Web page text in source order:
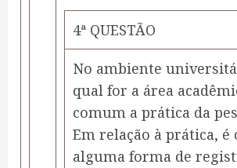
4ª QUESTÃO
No ambiente
qual for a área
comum a prática da
Em relação à prática, é
alguma forma de